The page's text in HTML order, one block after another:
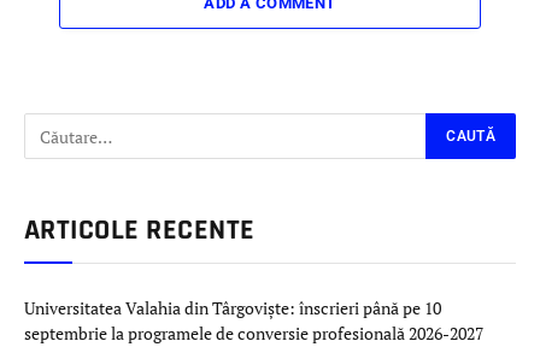
ARTICOLE RECENTE
Universitatea Valahia din Târgoviște: înscrieri până pe 10
septembrie la programele de conversie profesională 2026-2027